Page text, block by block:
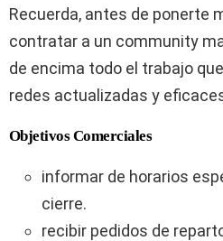
Recuerda, antes de ponerte
contratar a un community
de encima todo el trabajo
redes actualizadas y
Objetivos Comerciales
informar de horarios
cierre.
recibir pedidos de